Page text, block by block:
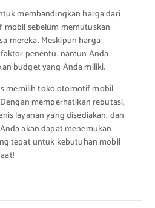
membandingkan harga dari
sebelum memutuskan
mereka. Meskipun harga
penentu, namun Anda
budget yang Anda miliki.
memilih toko otomotif mobil
memperhatikan reputasi,
layanan yang disediakan, dan
akan dapat menemukan
tepat untuk kebutuhan mobil